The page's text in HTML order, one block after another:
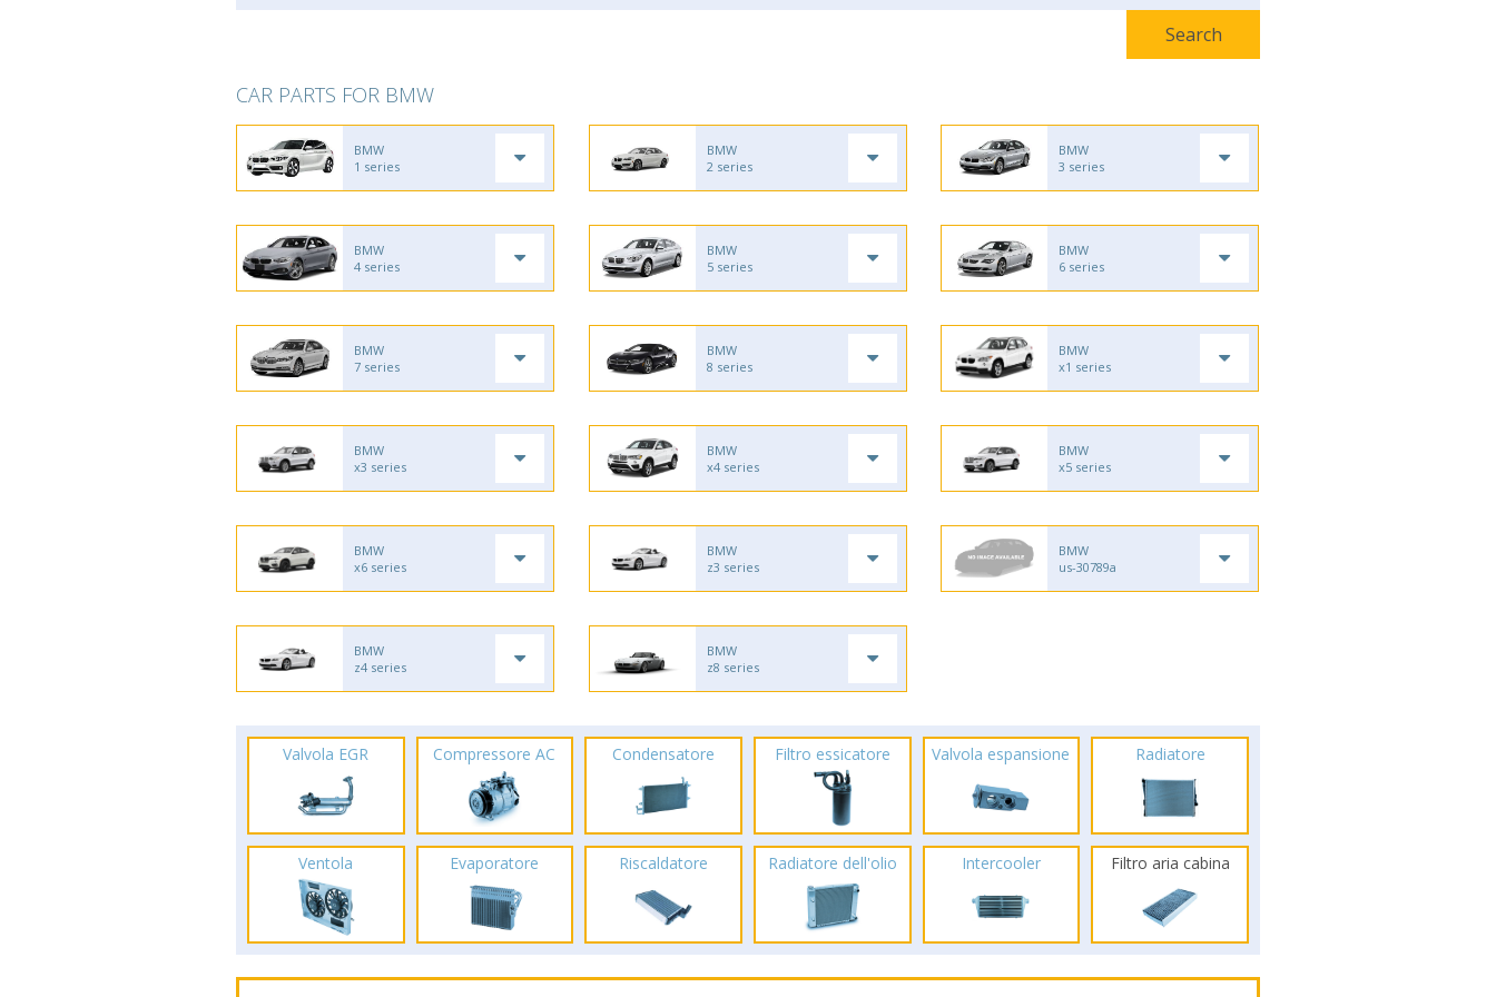
CAR PARTS FOR BMW
BMW
1 series
BMW
2 series
BMW
3 series
BMW
4 series
BMW
5 series
BMW
6 series
BMW
7 series
BMW
8 series
BMW
x1 series
BMW
x3 series
BMW
x4 series
BMW
x5 series
BMW
x6 series
BMW
z3 series
BMW
us-30789a
BMW
z4 series
BMW
z8 series
Valvola EGR Compressore AC Condensatore Filtro essicatore Valvola espansione Radiatore
Ventola Evaporatore Riscaldatore Radiatore dell'olio Intercooler Filtro aria cabina